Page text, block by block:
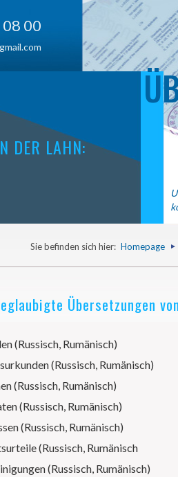
00
DER LAHN:
Sie befinden sich hier: Homepage
Übersetzungen
(Russisch, Rumänisch)
(Russisch, Rumänisch)
(Russisch, Rumänisch)
(Russisch, Rumänisch)
(Russisch, Rumänisch)
(Russisch, Rumänisch
(Russisch, Rumänisch)